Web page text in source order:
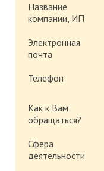
Название
компании, ИП
Электронная
почта
Телефон
Как к Вам
обращаться?
Сфера
деятельности